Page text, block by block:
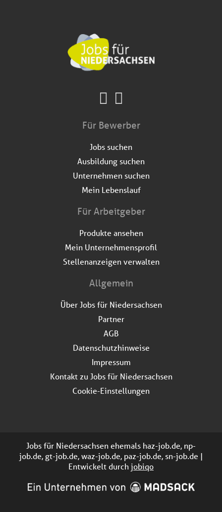
Für Bewerber
Jobs suchen
Ausbildung suchen
Unternehmen suchen
Mein Lebenslauf
Für Arbeitgeber
Produkte ansehen
Mein Unternehmensprofil
Stellenanzeigen verwalten
Allgemein
Über Jobs für Niedersachsen
Partner
AGB
Datenschutzhinweise
Impressum
Kontakt zu Jobs für Niedersachsen
Cookie-Einstellungen
Jobs für Niedersachsen ehemals haz-job.de, np-
job.de, gt-job.de, waz-job.de, paz-job.de, sn-job.de |
Entwickelt durchjobiqo